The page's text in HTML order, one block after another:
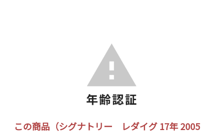
この商品（シグナトリー レダイグ 17年 2005